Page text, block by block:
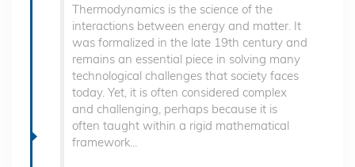
Thermodynamics is the science of the
interactions between energy and matter. It
was formalized in the late 19th century and
remains an essential piece in solving many
technological challenges that society faces
today. Yet, it is often considered complex
and challenging, perhaps because it is
often taught within a rigid mathematical
framework...